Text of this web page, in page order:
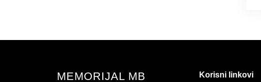
MEMORIJAL MB Korisni linkovi